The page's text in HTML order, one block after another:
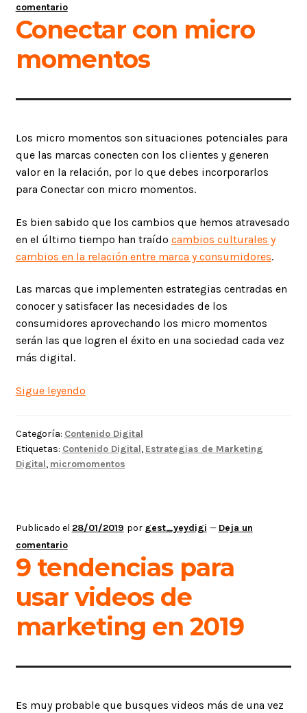
comentario
Conectar con micro
momentos
Los micro momentos son situaciones potenciales para
que las marcas conecten con los clientes y generen
valor en la relación, por lo que debes incorporarlos
para Conectar con micro momentos.
Es bien sabido que los cambios que hemos atravesado
en el último tiempo han traído cambios culturales y
cambios en la relación entre marca y consumidores.
Las marcas que implementen estrategias centradas en
conocer y satisfacer las necesidades de los
consumidores aprovechando los micro momentos
serán las que logren el éxito en una sociedad cada vez
más digital.
Sigue leyendoConectar
momentos
Categoría: Contenido Digital
Etiquetas: Contenido Digital, Estrategias de Marketing
Digital, micromomentos
Publicado el 28/01/2019 por gest_yeydigi — Deja un
comentario
9 tendencias para
usar videos de
marketing en 2019
Es muy probable que busques videos más de una vez